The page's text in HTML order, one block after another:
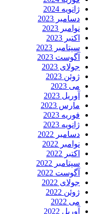
ژانویه 2024
دسامبر 2023
نوامبر 2023
اکتبر 2023
سپتامبر 2023
آگوست 2023
جولای 2023
ژوئن 2023
می 2023
آوریل 2023
مارس 2023
فوریه 2023
ژانویه 2023
دسامبر 2022
نوامبر 2022
اکتبر 2022
سپتامبر 2022
آگوست 2022
جولای 2022
ژوئن 2022
می 2022
آوریل 2022